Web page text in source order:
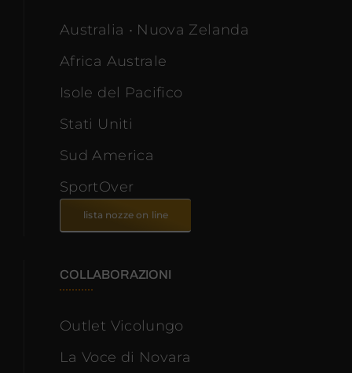
Australia • Nuova Zelanda
Africa Australe
Isole del Pacifico
Stati Uniti
Sud America
SportOver
lista nozze on line
COLLABORAZIONI
Outlet Vicolungo
La Voce di Novara